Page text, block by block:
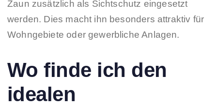
Zaun zusätzlich als Sichtschutz eingesetzt
werden. Dies macht ihn besonders attraktiv für
Wohngebiete oder gewerbliche Anlagen.
Wo finde ich den
idealen